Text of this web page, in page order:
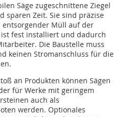
Säge zugeschnittene Ziegel
sparen Zeit. Sie sind präzise
entsorgender Müll auf der
fest installiert und dadurch
Die Baustelle muss
keinen Stromanschluss für die
an Produkten können Sägen
für Werke mit geringem
auch als
werden. Optionales